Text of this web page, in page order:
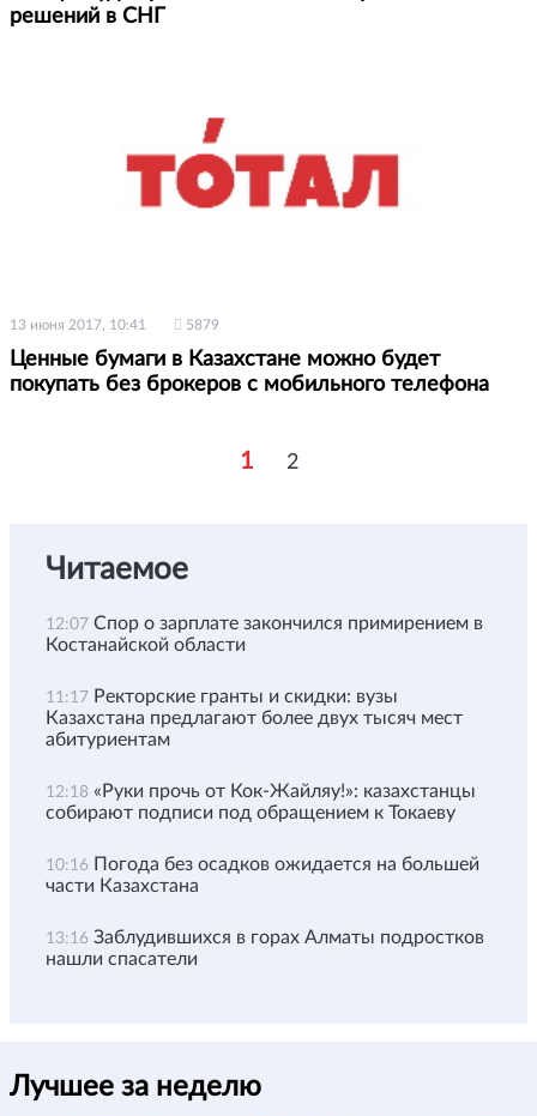
решений в СНГ
13 июня 2017, 10:41 5879
Ценные бумаги в Казахстане можно будет
покупать без брокеров с мобильного телефона
1 2
Читаемое
12:07 Спор о зарплате закончился примирением в
Костанайской области
11:17 Ректорские гранты и скидки: вузы
Казахстана предлагают более двух тысяч мест
абитуриентам
12:18 «Руки прочь от Кок-Жайляу!»: казахстанцы
собирают подписи под обращением к Токаеву
10:16 Погода без осадков ожидается на большей
части Казахстана
13:16 Заблудившихся в горах Алматы подростков
нашли спасатели
Лучшее за неделю